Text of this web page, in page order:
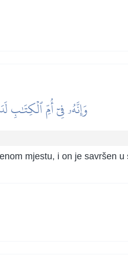
وَإِنَّهُۥ فِيٓ أُمِّ ٱلۡكِتَٰبِ
mjestu, i on je savršen